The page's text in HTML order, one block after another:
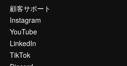
顧客サポート
Instagram
YouTube
LinkedIn
TikTok